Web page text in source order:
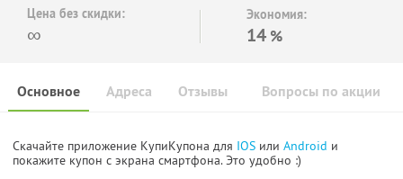
Цена без скидки:
∞
Экономия:
14 %
Основное Отзывы Вопросы по акции
Адреса
Скачайте приложение КупиКупона для IOS или Android и
покажите купон с экрана смартфона. Это удобно :)